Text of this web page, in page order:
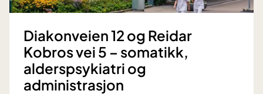
Diakonveien 12 og Reidar
Kobros vei 5 – somatikk,
alderspsykiatri og
administrasjon